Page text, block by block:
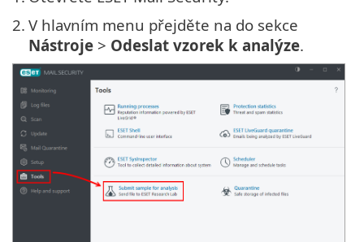
2. V hlavním menu přejděte na do sekce
Nástroje > Odeslat vzorek k analýze.